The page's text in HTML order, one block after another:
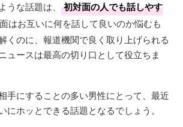
うな話題は、
初対面の人でも話しやす
はお互いに何を話して良いのか悩むも
くのに、報道機関で良く取り上げられる
ュースは最高の切り口として役立ちま
手にすることの多い男性にとって、最近
にホッとできる話題となるでしょう。